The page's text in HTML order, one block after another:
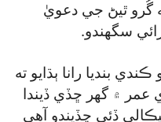
گُرو ٿيڻ جي دعويٰ
سگھندو.
بنديا رانا ٻڌايو ته
عمر ۾ گھر ڇڏي ڏيندا
ڏئي ڇڏيندو آهي